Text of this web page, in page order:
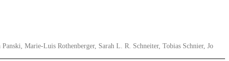
Marie-Luis Rothenberger, Sarah L. R. Schneiter, Tobias Schnier, Jo